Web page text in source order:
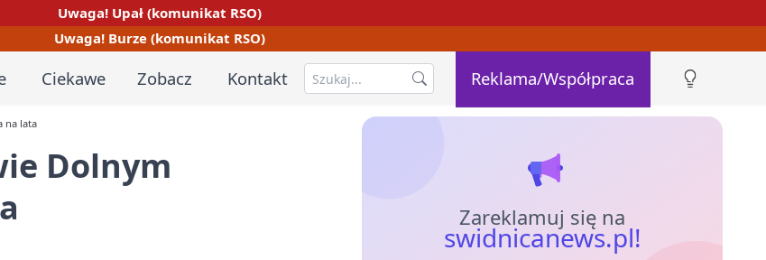
Uwaga! Upał (komunikat RSO)
Uwaga! Burze (komunikat RSO)
Ciekawe Zobacz Kontakt Reklama/Współpraca
na lata
Dolnym
Zareklamuj się na
swidnicanews.pl!